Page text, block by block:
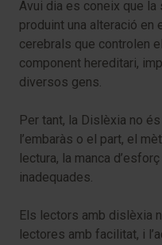
Avui dia es coneix que la
produint una alteració
cerebrals que controlen
component hereditari,
diversos gens.
Per tant, la Dislèxia no
l’embaràs o el part, el
lectura, la manca
inadequades.
Els lectors amb dislèxia
lectores amb facilitat, i